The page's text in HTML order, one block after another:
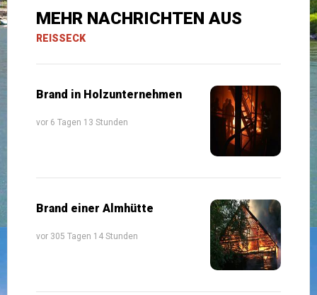
MEHR NACHRICHTEN AUS
REISSECK
Brand in Holzunternehmen
vor 6 Tagen 13 Stunden
Brand einer Almhütte
vor 305 Tagen 14 Stunden